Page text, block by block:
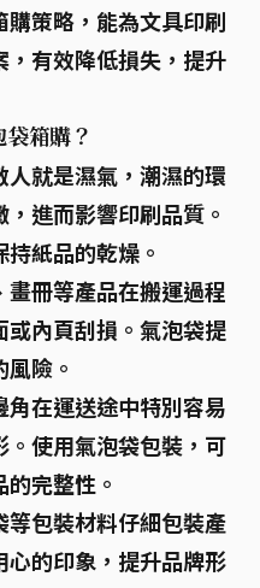
策略，能為文具印刷
有效降低損失，提升
箱購？
人就是濕氣，潮濕的環
進而影響印刷品質。
紙品的乾燥。
畫冊等產品在搬運過程
內頁刮損。氣泡袋提
險。
角在運送途中特別容易
使用氣泡袋包裝，可
完整性。
等包裝材料仔細包裝產
的印象，提升品牌形